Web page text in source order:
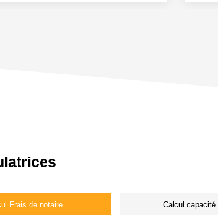
Frais de notaire Calcul capacité